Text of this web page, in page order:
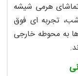
هرمی شیشه‌
تجربه‌ ای فوق‌
به محوطه خارجی